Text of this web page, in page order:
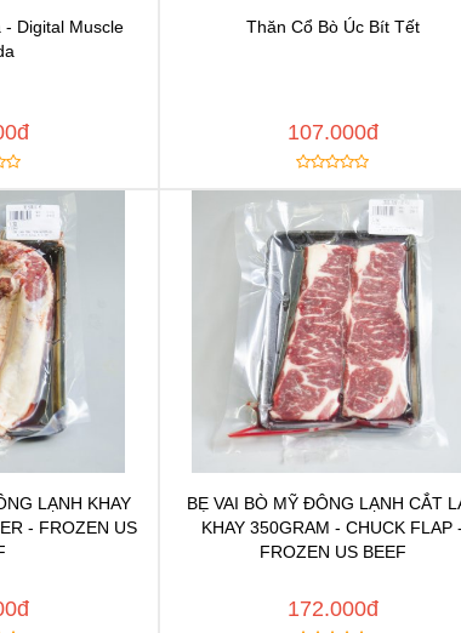
tư vấn
- Digital Muscle
Thăn Cổ Bò Úc Bít Tết
107.000đ
tư vấn
yêu thích
LẠNH KHAY
- FROZEN US
Chat để được tư vấn
Thêm vào yêu thích
BẸ VAI BÒ MỸ ĐÔNG LẠNH CẮT
KHAY 350GRAM - CHUCK FLAP -
FROZEN US BEEF
172.000đ